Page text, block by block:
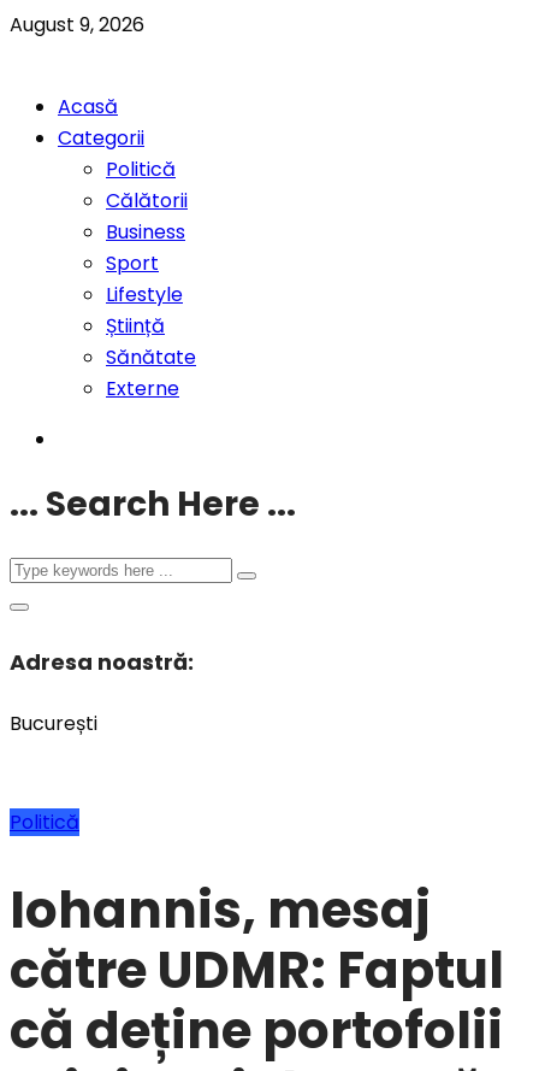
August 9, 2026
Acasă
Categorii
Politică
Călătorii
Business
Sport
Lifestyle
Știință
Sănătate
Externe
... Search Here ...
Adresa noastră:
București
Politică
Iohannis, mesaj
către UDMR: Faptul
că deține portofolii